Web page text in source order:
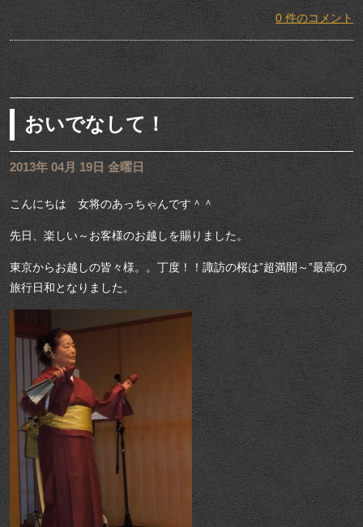
0 件のコメント
おいでなして！
2013年 04月 19日 金曜日
こんにちは 女将のあっちゃんです＾＾
先日、楽しい～お客様のお越しを賜りました。
東京からお越しの皆々様。。丁度！！諏訪の桜は”超満開～”最高の
旅行日和となりました。